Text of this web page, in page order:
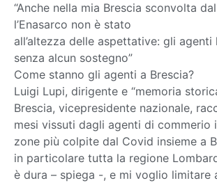
“Anche nella mia Brescia sconvolta
l’Enasarco non è stato
all’altezza delle aspettative: gli
senza alcun sostegno”
Come stanno gli agenti a Brescia?
Luigi Lupi, dirigente e “memoria
Brescia, vicepresidente nazionale,
mesi vissuti dagli agenti di commerio
zone più colpite dal Covid insieme a
in particolare tutta la regione
è dura – spiega -, e mi voglio limitare